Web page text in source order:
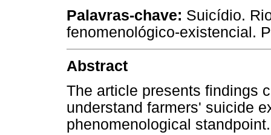
Palavras-chave: Suicídio.
fenomenológico-existencial.
Abstract
The article presents findings
understand farmers' suicide
phenomenological